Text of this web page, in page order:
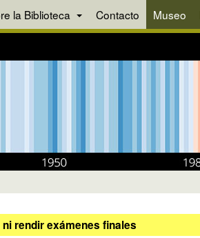
la Biblioteca Contacto Museo
rendir exámenes finales